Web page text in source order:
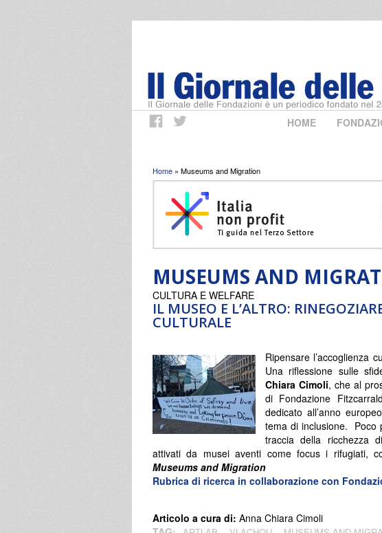
HOME
Tu sei qui
Home » Museums and Migration
MUSEUMS AND
IL MUSEO E L’ALTRO:
CULTURALE
CULTURA E WELFARE
Ripensare l’accoglienza
Una riflessione sulle
Chiara Cimoli, che al
di Fondazione
dedicato all’anno
tema di inclusione. Poco
traccia della ricchezza
attivati da musei aventi come focus i rifugiati,
Museums and Migration
Rubrica di ricerca in collaborazione con
Articolo a cura di: Anna Chiara Cimoli